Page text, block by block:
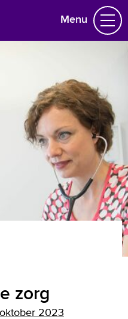
Menu
asz.nl
Voorleesfunctie
zorg
2023